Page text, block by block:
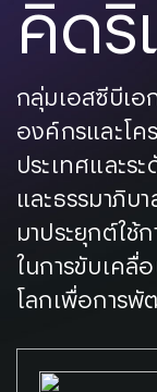
คิดริ
กลุ่มเอสซีบีเ
องค์กรและโค
ประเทศและร
และธรรมาภิบ
มาประยุกต์ใช้
ในการขับเคลื่
โลกเพื่อการ